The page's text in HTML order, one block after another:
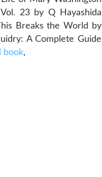
23 by Q Hayashida
Breaks the World by
A Complete Guide
book,